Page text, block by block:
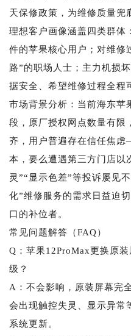
天保修政策，为维修质量兜
理想客户画像涵盖四类群体
件的苹果核心用户；对维修
路”的职场人士；主力机损
据安全、希望维修过程全程
市场背景分析：当前海东苹
段，原厂授权网点数量有限
齐，用户普遍存在信任焦
本，要么遭遇第三方门店以
灵”“显示色差”等投诉屡见
化”维修服务的需求日益迫
口的补位者。
常见问题解答（FAQ）
Q：苹果12ProMax更换原
级？
A：不会影响，原装屏幕完
会出现触控失灵、显示异常
系统更新。